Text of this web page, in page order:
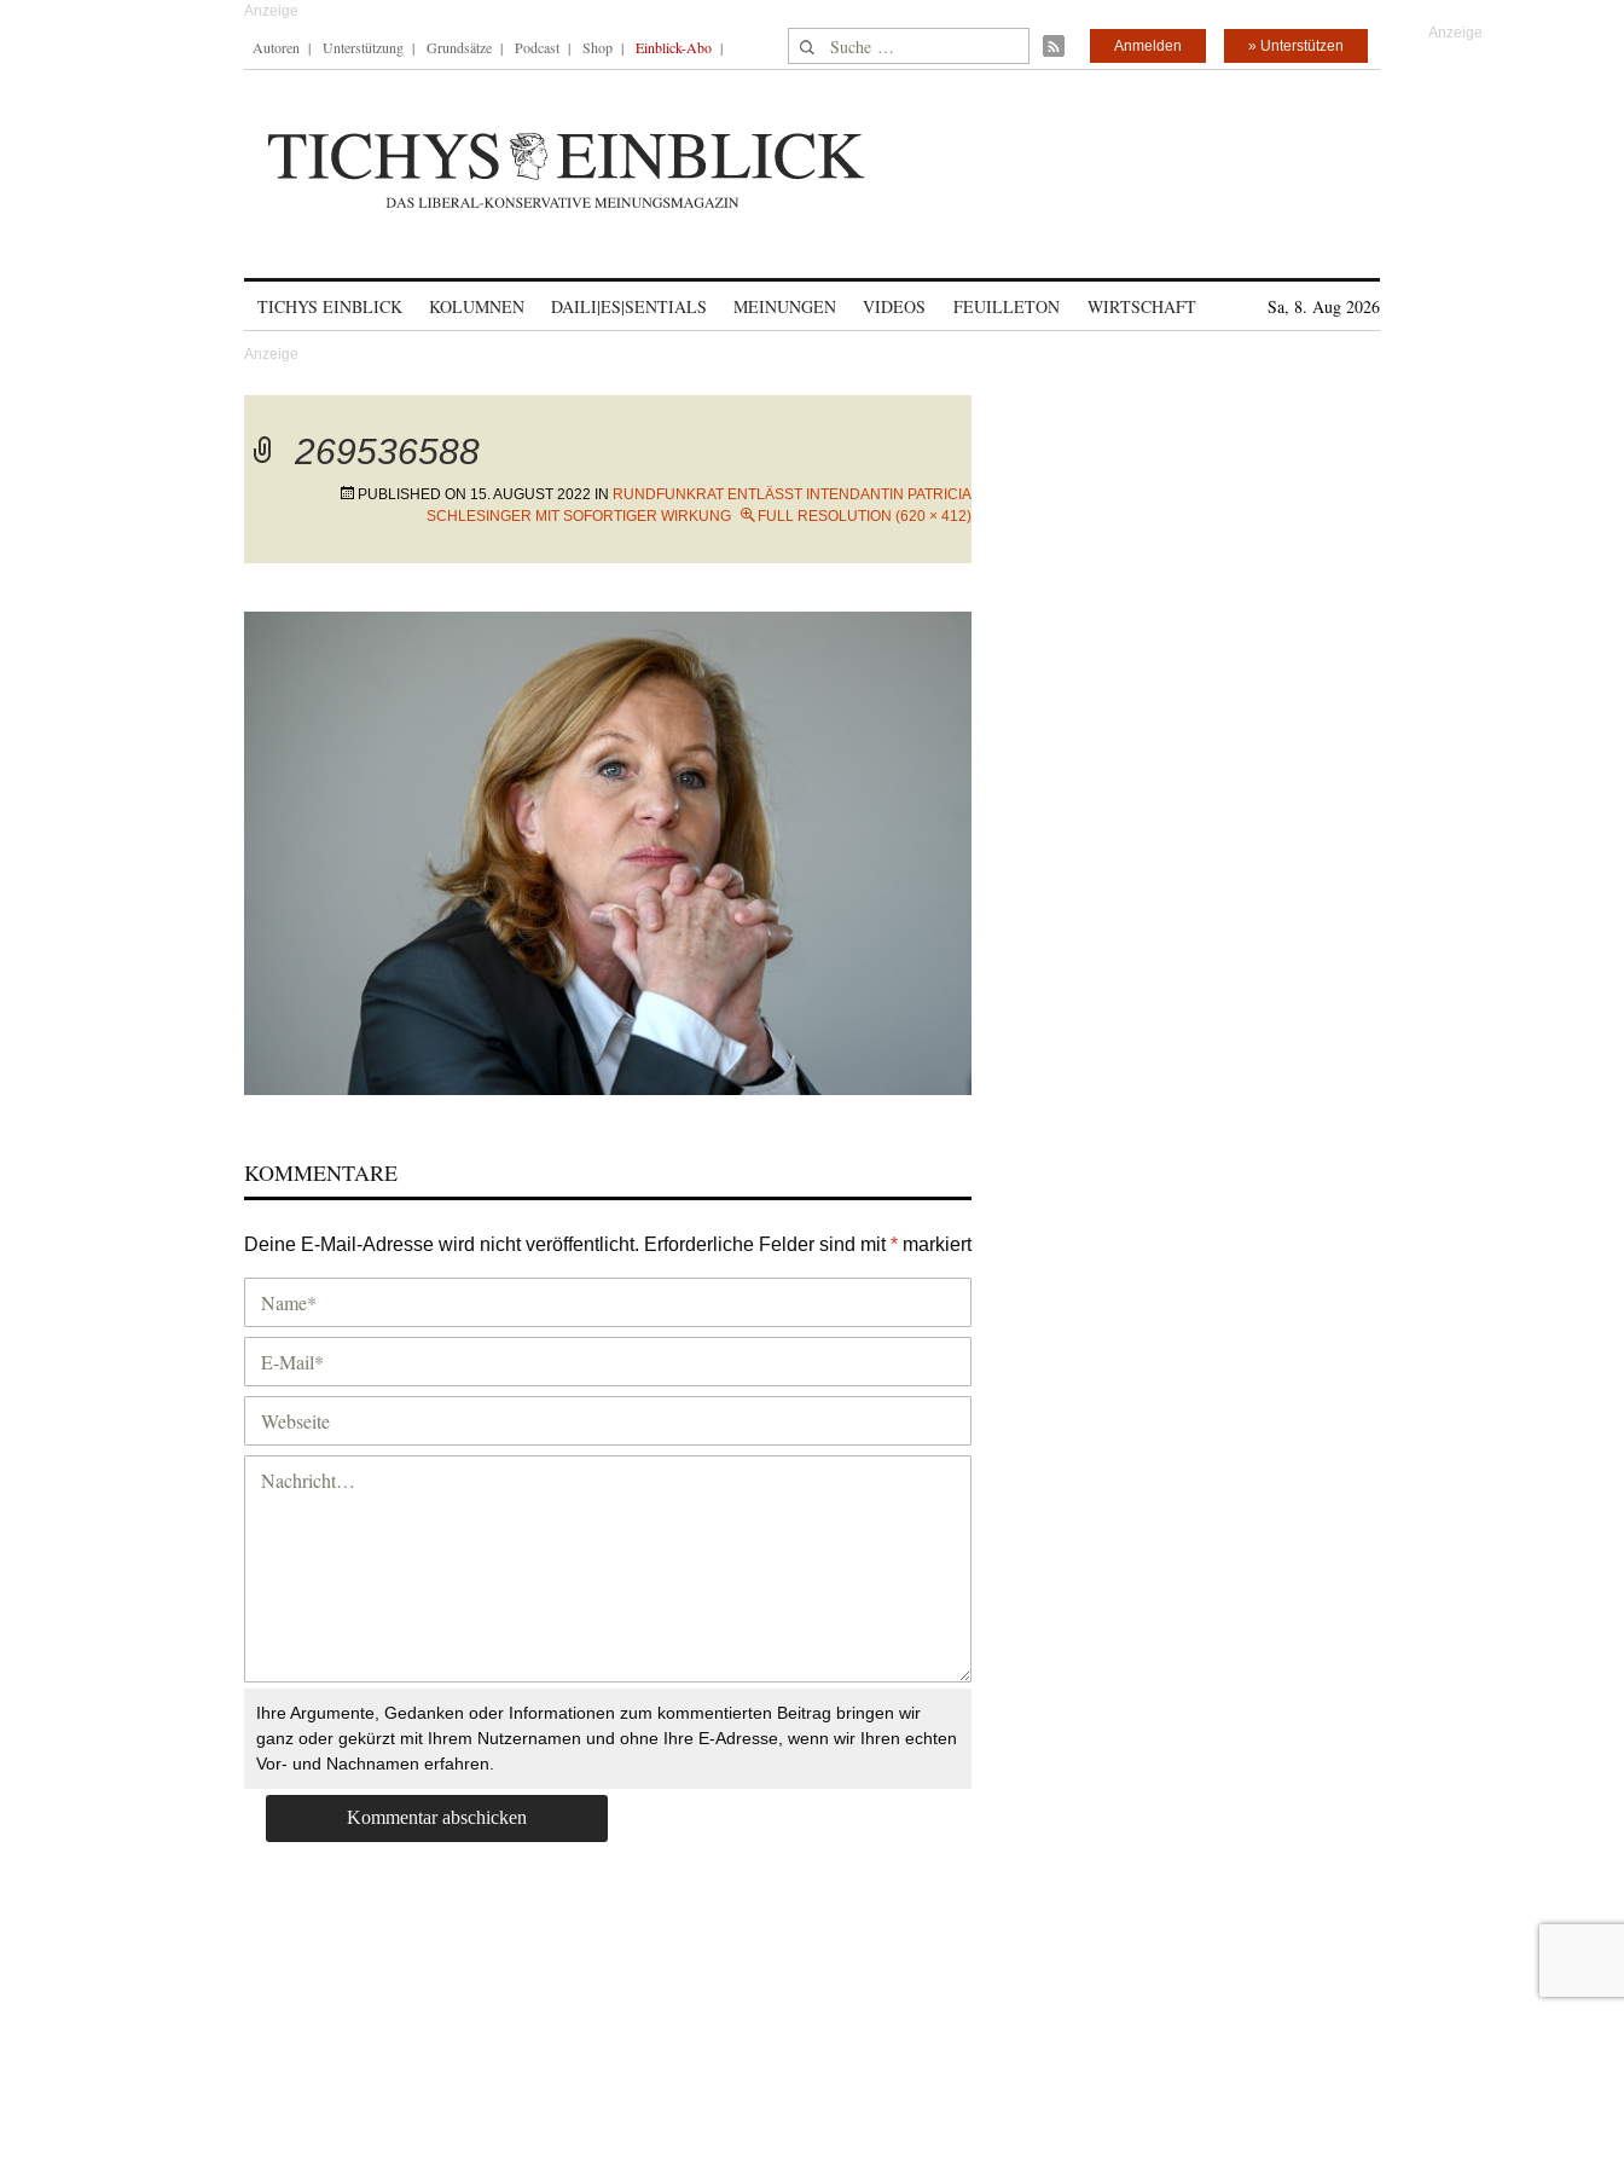
Autoren Unterstützung Grundsätze Podcast Shop Einblick-Abo Suche nach: » Unterstützen
Anmelden
TICHYS EINBLICK KOLUMNEN DAILI|ES|SENTIALS MEINUNGEN VIDEOS FEUILLETON WIRTSCHAFT Sa, 8. Aug 2026
269536588
PUBLISHED ON 15. AUGUST 2022 IN RUNDFUNKRAT ENTLÄSST INTENDANTIN PATRICIA
SCHLESINGER MIT SOFORTIGER WIRKUNG
FULL RESOLUTION (620 × 412)
KOMMENTARE
Deine E-Mail-Adresse wird nicht veröffentlicht. Erforderliche Felder sind mit* markiert
Ihre Argumente, Gedanken oder Informationen zum kommentierten Beitrag bringen wir
ganz oder gekürzt mit Ihrem Nutzernamen und ohne Ihre E-Adresse, wenn wir Ihren echten
Vor- und Nachnamen erfahren.